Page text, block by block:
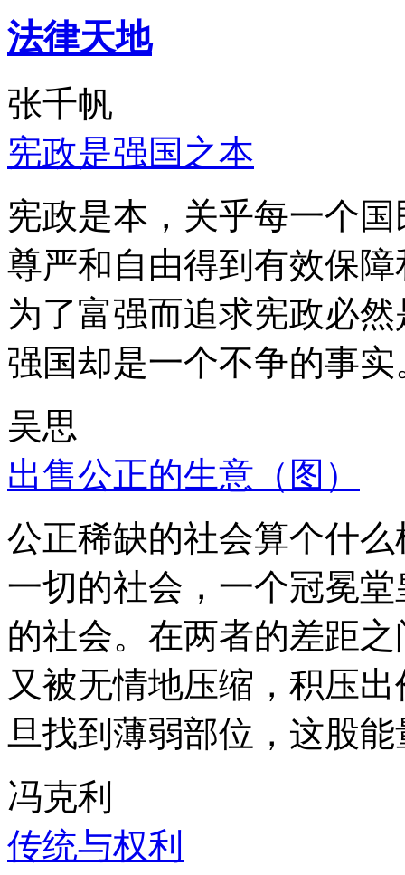
法律天地
张千帆
宪政是强国之本
宪政是本，关乎每一个
尊严和自由得到有效保
为了富强而追求宪政必
强国却是一个不争的事实
吴思
出售公正的生意（图）
公正稀缺的社会算个什
一切的社会，一个冠冕
的社会。在两者的差距
又被无情地压缩，积压
旦找到薄弱部位，这股
冯克利
传统与权利